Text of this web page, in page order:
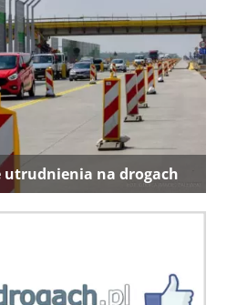
na drogach